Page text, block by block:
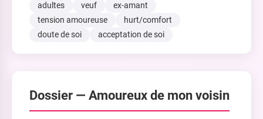
adultes
veuf
ex-amant
tension amoureuse
hurt/comfort
doute de soi
acceptation de soi
Dossier — Amoureux de mon voisin